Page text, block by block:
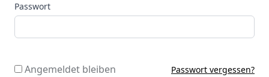
Passwort
Angemeldet bleiben Passwort vergessen?